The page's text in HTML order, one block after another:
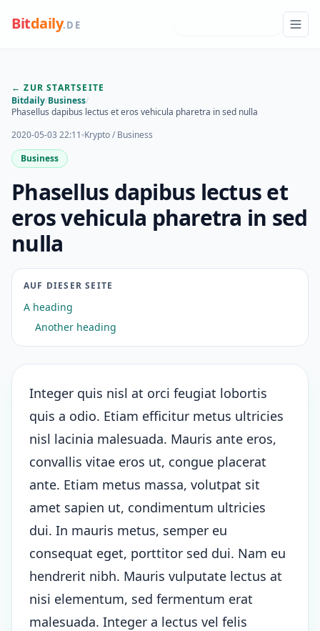
Bitdaily.DE
← ZUR STARTSEITE
Bitdaily/Business/
Phasellus dapibus lectus et eros vehicula pharetra in sed nulla
2020-05-03 22:11 Krypto / Business
Business
Phasellus dapibus lectus et
eros vehicula pharetra in sed
nulla
AUF DIESER SEITE
A heading
Another heading
Integer quis nisl at orci feugiat lobortis
quis a odio. Etiam efficitur metus ultricies
nisl lacinia malesuada. Mauris ante eros,
convallis vitae eros ut, congue placerat
ante. Etiam metus massa, volutpat sit
amet sapien ut, condimentum ultricies
dui. In mauris metus, semper eu
consequat eget, porttitor sed dui. Nam eu
hendrerit nibh. Mauris vulputate lectus at
nisi elementum, sed fermentum erat
malesuada. Integer a lectus vel felis